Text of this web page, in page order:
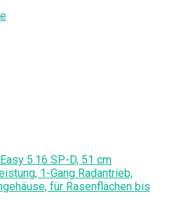
5.16 SP-D, 51 cm
1-Gang Radantrieb,
für Rasenflächen bis